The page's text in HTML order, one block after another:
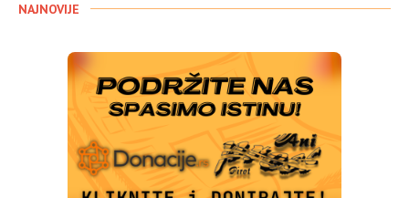
NAJNOVIJE